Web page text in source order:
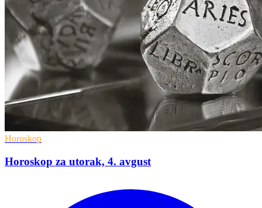
Horoskop
Horoskop za utorak, 4. avgust